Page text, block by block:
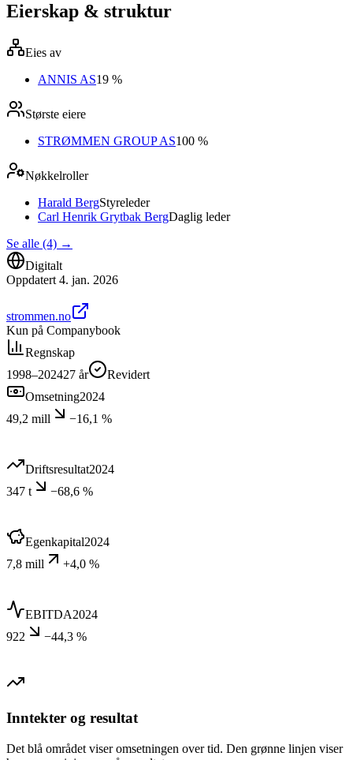
Eierskap & struktur
Eies av
ANNIS AS19 %
Største eiere
STRØMMEN GROUP AS100 %
Nøkkelroller
Harald BergStyreleder
Carl Henrik Grytbak BergDaglig leder
Se alle (4) →
Digitalt
Oppdatert 4. jan. 2026
strommen.no
Kun på Companybook
Regnskap
1998–202427 år
Revidert
Omsetning2024
49,2 mill
−16,1 %
Driftsresultat2024
347 t
−68,6 %
Egenkapital2024
7,8 mill
+4,0 %
EBITDA2024
922
−44,3 %
Inntekter og resultat
Det blå området viser omsetningen over tid. Den grønne linjen viser